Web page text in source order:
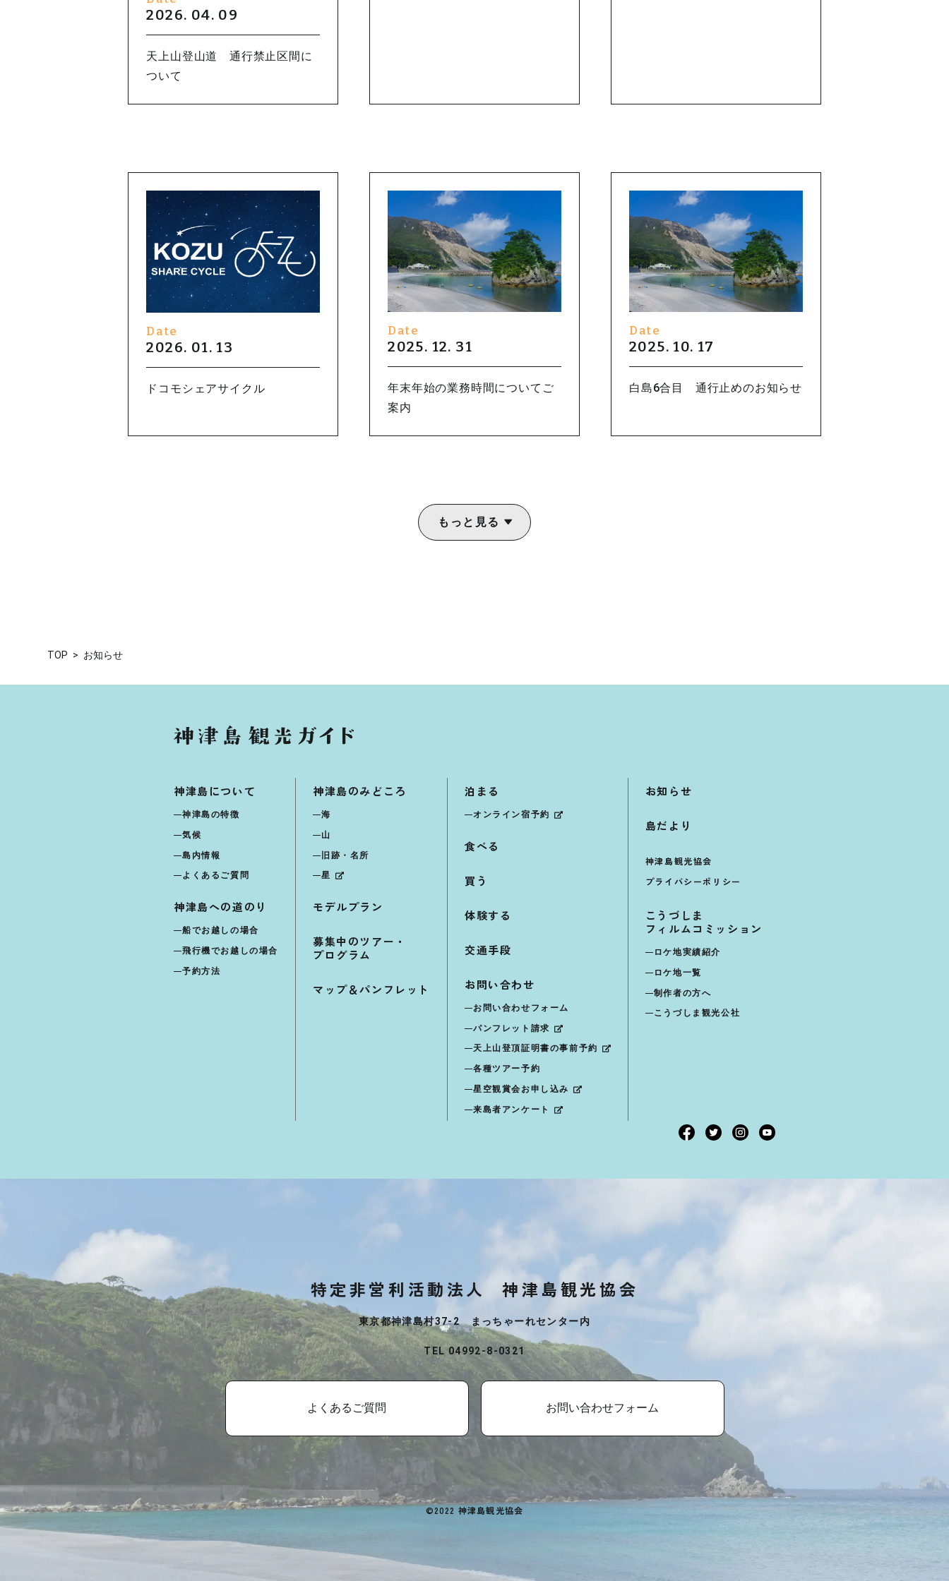
2026. 04. 09
天上山登山道 通行禁止区間に
ついて
Date
2026. 01. 13
ドコモシェアサイクル
Date
2025. 12. 31
年末年始の業務時間についてご
案内
Date
2025. 10. 17
白島6合目 通行止めのお知らせ
もっと見る
TOP お知らせ
神津島について
神津島の特徴
気候
島内情報
よくあるご質問
神津島への道のり
船でお越しの場合
飛行機でお越しの場合
予約方法
神津島のみどころ
海
山
旧跡・名所
星
モデルプラン
募集中のツアー・
プログラム
マップ＆パンフレット
泊まる
オンライン宿予約
食べる
買う
体験する
交通手段
お問い合わせ
お問い合わせフォーム
パンフレット請求
天上山登頂証明書の事前予約
各種ツアー予約
星空観賞会お申し込み
来島者アンケート
お知らせ
島だより
神津島観光協会
プライバシーポリシー
こうづしま
フィルムコミッション
ロケ地実績紹介
ロケ地一覧
制作者の方へ
こうづしま観光公社
特定非営利活動法人 神津島観光協会
東京都神津島村37-2 まっちゃーれセンター内
TEL 04992-8-0321
よくあるご質問 お問い合わせフォーム
©2022 神津島観光協会